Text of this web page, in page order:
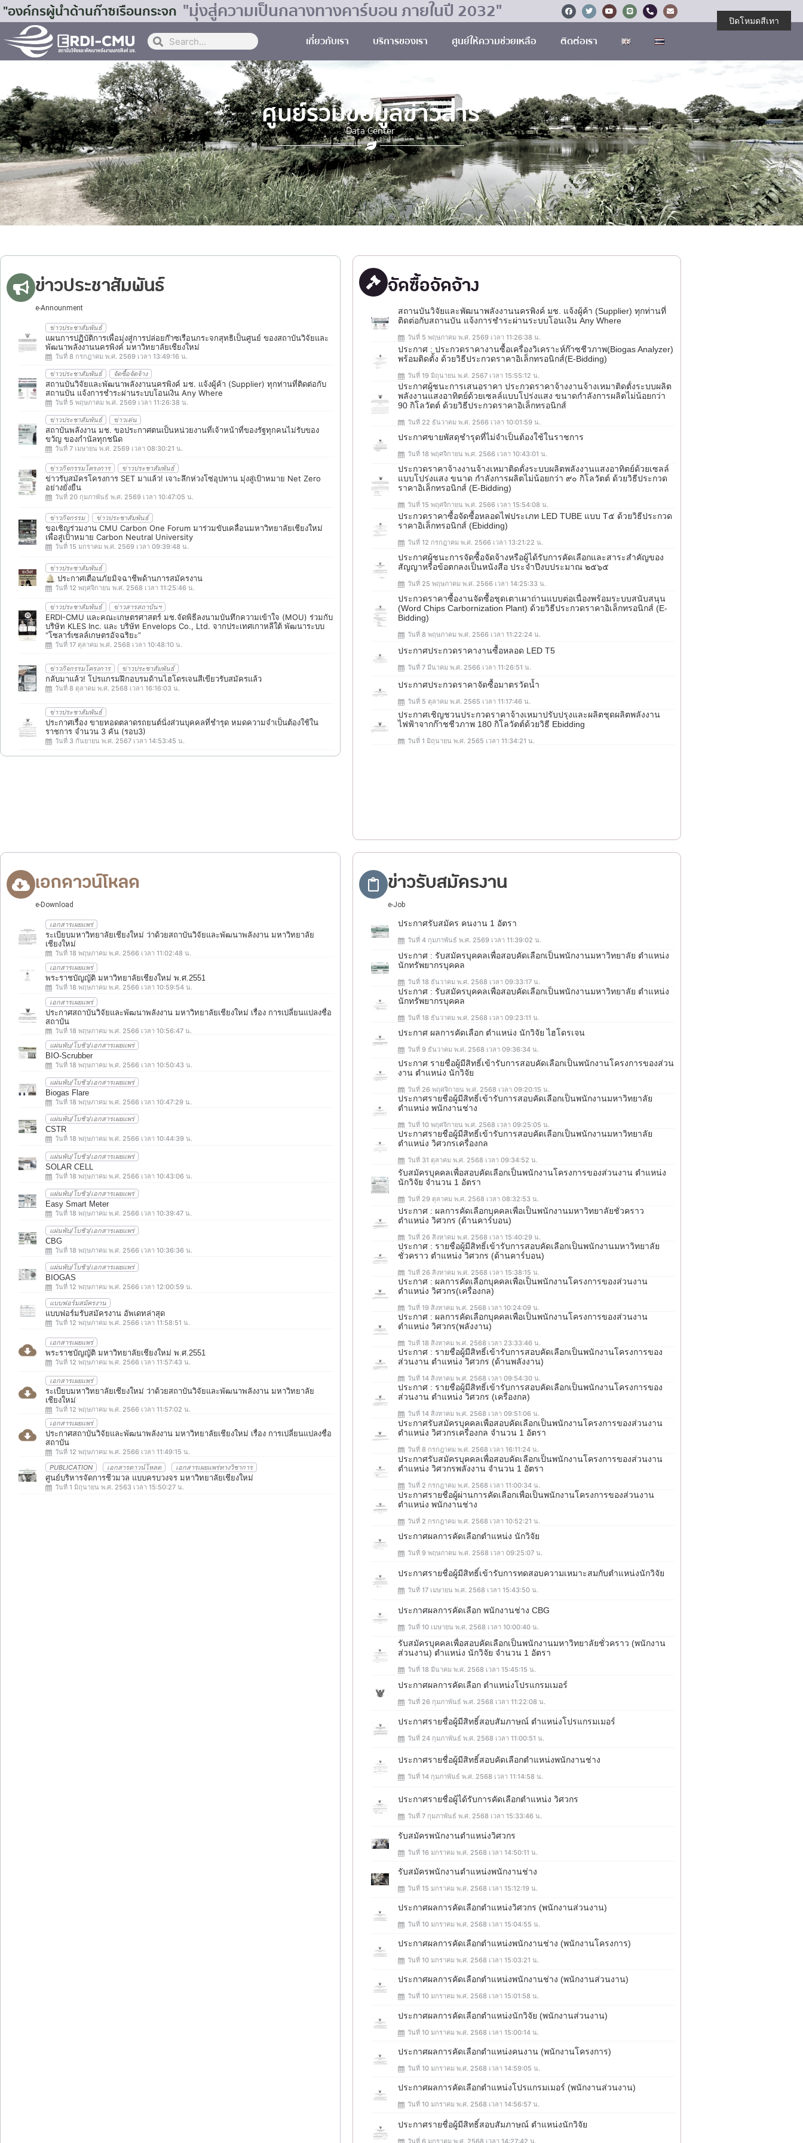
"องค์กรผู้นำด้านก๊าซเรือนกระจก "มุ่งสู่ความเป็นกลางทางคาร์บอน ภายในปี 2032"
เกี่ยวกับเรา บริการของเรา ศูนย์ให้ความช่วยเหลือ ติดต่อเรา
ศูนย์รวมข้อมูลข่าวสาร
Data Center
ข่าวประชาสัมพันธ์
e-Announment
ข่าวประชาสัมพันธ์
แผนการปฏิบัติการเพื่อมุ่งสู่การปล่อยก๊าซเรือนกระจกสุทธิเป็นศูนย์ ของสถาบันวิจัยและ
พัฒนาพลังงานนครพิงค์ มหาวิทยาลัยเชียงใหม่
วันที่ 8 กรกฎาคม พ.ศ. 2569 เวลา 13:49:16 น.
ข่าวประชาสัมพันธ์ จัดซื้อจัดจ้าง
สถานบันวิจัยและพัฒนาพลังงานนครพิงค์ มช. แจ้งผู้ค้า (Supplier) ทุกท่านที่ติดต่อกับ
สถานบัน แจ้งการชำระผ่านระบบโอนเงิน Any Where
วันที่ 5 พฤษภาคม พ.ศ. 2569 เวลา 11:26:38 น.
ข่าวประชาสัมพันธ์ ข่าวเด่น
สถาบันพลังงาน มช. ขอประกาศตนเป็นหน่วยงานที่เจ้าหน้าที่ของรัฐทุกคนไม่รับของ
ขวัญ ของกำนัลทุกชนิด
วันที่ 7 เมษายน พ.ศ. 2569 เวลา 08:30:21 น.
ข่าวกิจกรรมโครงการ ข่าวประชาสัมพันธ์
ข่าวรับสมัครโครงการ SET มาแล้ว! เจาะลึกห่วงโซ่อุปทาน มุ่งสู่เป้าหมาย Net Zero
อย่างยั่งยืน
วันที่ 20 กุมภาพันธ์ พ.ศ. 2569 เวลา 10:47:05 น.
ข่าวกิจกรรม ข่าวประชาสัมพันธ์
ขอเชิญร่วมงาน CMU Carbon One Forum มาร่วมขับเคลื่อนมหาวิทยาลัยเชียงใหม่
เพื่อสู่เป้าหมาย Carbon Neutral University
วันที่ 15 มกราคม พ.ศ. 2569 เวลา 09:39:48 น.
ข่าวประชาสัมพันธ์
🔔 ประกาศเตือนภัยมิจฉาชีพด้านการสมัครงาน
วันที่ 12 พฤศจิกายน พ.ศ. 2568 เวลา 11:25:46 น.
ข่าวประชาสัมพันธ์ ข่าวสารสถาบันฯ
ERDI-CMU และคณะเกษตรศาสตร์ มช.จัดพิธีลงนามบันทึกความเข้าใจ (MOU) ร่วมกับ
บริษัท KLES Inc. และ บริษัท Envelops Co., Ltd. จากประเทศเกาหลีใต้ พัฒนาระบบ
“โซลาร์เซลล์เกษตรอัจฉริยะ”
วันที่ 17 ตุลาคม พ.ศ. 2568 เวลา 10:48:10 น.
ข่าวกิจกรรมโครงการ ข่าวประชาสัมพันธ์
กลับมาแล้ว! โปรแกรมฝึกอบรมด้านไฮโดรเจนสีเขียวรับสมัครแล้ว
วันที่ 8 ตุลาคม พ.ศ. 2568 เวลา 16:16:03 น.
ข่าวประชาสัมพันธ์
ประกาศเรื่อง ขายทอดตลาดรถยนต์นั่งส่วนบุคคลที่ชำรุด หมดความจำเป็นต้องใช้ใน
ราชการ จำนวน 3 คัน (รอบ3)
วันที่ 3 กันยายน พ.ศ. 2567 เวลา 14:53:45 น.
จัดซื้อจัดจ้าง
สถานบันวิจัยและพัฒนาพลังงานนครพิงค์ มช. แจ้งผู้ค้า (Supplier) ทุกท่านที่
ติดต่อกับสถานบัน แจ้งการชำระผ่านระบบโอนเงิน Any Where
วันที่ 5 พฤษภาคม พ.ศ. 2569 เวลา 11:26:38 น.
ประกาศ : ประกวดราคางานซื้อเครื่องวิเคราะห์ก๊าซชีวภาพ(ฺBiogas Analyzer)
พร้อมติดตั้ง ด้วยวิธีประกวดราคาอิเล็กทรอนิกส์(e-Bidding)
วันที่ 19 มิถุนายน พ.ศ. 2567 เวลา 15:55:12 น.
ประกาศผู้ชนะการเสนอราคา ประกวดราคาจ้างงานจ้างเหมาติดตั้งระบบผลิต
พลังงานแสงอาทิตย์ด้วยเซลล์แบบโปร่งแสง ขนาดกำลังการผลิตไม่น้อยกว่า
90 กิโลวัตต์ ด้วยวิธีประกวดราคาอิเล็กทรอนิกส์
วันที่ 22 ธันวาคม พ.ศ. 2566 เวลา 10:01:59 น.
ประกาศขายพัสดุชำรุดที่ไม่จำเป็นต้องใช้ในราชการ
วันที่ 18 พฤศจิกายน พ.ศ. 2566 เวลา 10:43:01 น.
ประกวดราคาจ้างงานจ้างเหมาติดตั้งระบบผลิตพลังงานแสงอาทิตย์ด้วยเซลล์
แบบโปร่งแสง ขนาด กำลังการผลิตไม่น้อยกว่า ๙๐ กิโลวัตต์ ด้วยวิธีประกวด
ราคาอิเล็กทรอนิกส์ (e-Bidding)
วันที่ 15 พฤศจิกายน พ.ศ. 2566 เวลา 15:54:08 น.
ประกวดราคาซื้อจัดซื้อหลอดไฟประเภท LED TUBE แบบ T๕ ด้วยวิธีประกวด
ราคาอิเล็กทรอนิกส์ (ebidding)
วันที่ 12 กรกฎาคม พ.ศ. 2566 เวลา 13:21:22 น.
ประกาศผู้ชนะการจัดซื้อจัดจ้างหรือผู้ได้รับการคัดเลือกและสาระสำคัญของ
สัญญาหรือข้อตกลงเป็นหนังสือ ประจำปีงบประมาณ ๒๕๖๕
วันที่ 25 พฤษภาคม พ.ศ. 2566 เวลา 14:25:33 น.
ประกวดราคาซื้องานจัดซื้อชุดเตาเผาถ่านแบบต่อเนื่องพร้อมระบบสนับสนุน
(Word Chips Carbornization Plant) ด้วยวิธีประกวดราคาอิเล็กทรอนิกส์ (e-
Bidding)
วันที่ 8 พฤษภาคม พ.ศ. 2566 เวลา 11:22:24 น.
ประกาศประกวดราคางานซื้อหลอด LED T5
วันที่ 7 มีนาคม พ.ศ. 2566 เวลา 11:26:51 น.
ประกาศประกวดราคาจัดซื้อมาตรวัดน้ำ
วันที่ 5 ตุลาคม พ.ศ. 2565 เวลา 11:17:46 น.
ประกาศเชิญชวนประกวดราคาจ้างเหมาปรับปรุงและผลิตชุดผลิตพลังงาน
ไฟฟ้าจากก๊าชชีวภาพ 180 กิโลวัตต์ด้วยวิธี Ebidding
วันที่ 1 มิถุนายน พ.ศ. 2565 เวลา 11:34:21 น.
เอกดาวน์โหลด
e-Download
เอกสารเผยแพร่
ระเบียบมหาวิทยาลัยเชียงใหม่ ว่าด้วยสถาบันวิจัยและพัฒนาพลังงาน มหาวิทยาลัย
เชียงใหม่
วันที่ 18 พฤษภาคม พ.ศ. 2566 เวลา 11:02:48 น.
เอกสารเผยแพร่
พระราชบัญญัติ มหาวิทยาลัยเชียงใหม่ พ.ศ.2551
วันที่ 18 พฤษภาคม พ.ศ. 2566 เวลา 10:59:54 น.
เอกสารเผยแพร่
ประกาศสถาบันวิจัยและพัฒนาพลังงาน มหาวิทยาลัยเชียงใหม่ เรื่อง การเปลี่ยนแปลงชื่อ
สถาบัน
วันที่ 18 พฤษภาคม พ.ศ. 2566 เวลา 10:56:47 น.
แผ่นพับ/โบชัว/เอกสารเผยแพร่
BIO-Scrubber
วันที่ 18 พฤษภาคม พ.ศ. 2566 เวลา 10:50:43 น.
แผ่นพับ/โบชัว/เอกสารเผยแพร่
Biogas Flare
วันที่ 18 พฤษภาคม พ.ศ. 2566 เวลา 10:47:29 น.
แผ่นพับ/โบชัว/เอกสารเผยแพร่
CSTR
วันที่ 18 พฤษภาคม พ.ศ. 2566 เวลา 10:44:39 น.
แผ่นพับ/โบชัว/เอกสารเผยแพร่
SOLAR CELL
วันที่ 18 พฤษภาคม พ.ศ. 2566 เวลา 10:43:06 น.
แผ่นพับ/โบชัว/เอกสารเผยแพร่
Easy Smart Meter
วันที่ 18 พฤษภาคม พ.ศ. 2566 เวลา 10:39:47 น.
แผ่นพับ/โบชัว/เอกสารเผยแพร่
CBG
วันที่ 18 พฤษภาคม พ.ศ. 2566 เวลา 10:36:36 น.
แผ่นพับ/โบชัว/เอกสารเผยแพร่
BIOGAS
วันที่ 12 พฤษภาคม พ.ศ. 2566 เวลา 12:00:59 น.
แบบฟอร์มสมัครงาน
แบบฟอร์มรับสมัครงาน อัพเดทล่าสุด
วันที่ 12 พฤษภาคม พ.ศ. 2566 เวลา 11:58:51 น.
เอกสารเผยแพร่
พระราชบัญญัติ มหาวิทยาลัยเชียงใหม่ พ.ศ.2551
วันที่ 12 พฤษภาคม พ.ศ. 2566 เวลา 11:57:43 น.
เอกสารเผยแพร่
ระเบียบมหาวิทยาลัยเชียงใหม่ ว่าด้วยสถาบันวิจัยและพัฒนาพลังงาน มหาวิทยาลัย
เชียงใหม่
วันที่ 12 พฤษภาคม พ.ศ. 2566 เวลา 11:57:02 น.
เอกสารเผยแพร่
ประกาศสถาบันวิจัยและพัฒนาพลังงาน มหาวิทยาลัยเชียงใหม่ เรื่อง การเปลี่ยนแปลงชื่อ
สถาบัน
วันที่ 12 พฤษภาคม พ.ศ. 2566 เวลา 11:49:15 น.
PUBLICATION
เอกสารดาวน์โหลด เอกสารเผยแพร่ทางวิชาการ
ศูนย์บริหารจัดการชีวมวล แบบครบวงจร มหาวิทยาลัยเชียงใหม่
วันที่ 1 มิถุนายน พ.ศ. 2563 เวลา 15:50:27 น.
ข่าวรับสมัครงาน
e-Job
ประกาศรับสมัคร คนงาน 1 อัตรา
วันที่ 4 กุมภาพันธ์ พ.ศ. 2569 เวลา 11:39:02 น.
ประกาศ : รับสมัครบุคคลเพื่อสอบคัดเลือกเป็นพนักงานมหาวิทยาลัย ตำแหน่ง
นักทรัพยากรบุคคล
วันที่ 18 ธันวาคม พ.ศ. 2568 เวลา 09:33:17 น.
ประกาศ : รับสมัครบุคคลเพื่อสอบคัดเลือกเป็นพนักงานมหาวิทยาลัย ตำแหน่ง
นักทรัพยากรบุคคล
วันที่ 18 ธันวาคม พ.ศ. 2568 เวลา 09:23:11 น.
ประกาศ ผลการคัดเลือก ตำแหน่ง นักวิจัย ไฮโดรเจน
วันที่ 9 ธันวาคม พ.ศ. 2568 เวลา 09:36:34 น.
ประกาศ รายชื่อผู้มีสิทธิ์เข้ารับการสอบคัดเลือกเป็นพนักงานโครงการของส่วน
งาน ตำแหน่ง นักวิจัย
วันที่ 26 พฤศจิกายน พ.ศ. 2568 เวลา 09:20:15 น.
ประกาศรายชื่อผู้มีสิทธิ์เข้ารับการสอบคัดเลือกเป็นพนักงานมหาวิทยาลัย
ตำแหน่ง พนักงานช่าง
วันที่ 10 พฤศจิกายน พ.ศ. 2568 เวลา 09:25:05 น.
ประกาศรายชื่อผู้มีสิทธิ์เข้ารับการสอบคัดเลือกเป็นพนักงานมหาวิทยาลัย
ตำแหน่ง วิศวกรเครื่องกล
วันที่ 31 ตุลาคม พ.ศ. 2568 เวลา 09:34:52 น.
รับสมัครบุคคลเพื่อสอบคัดเลือกเป็นพนักงานโครงการของส่วนงาน ตำแหน่ง
นักวิจัย จำนวน 1 อัตรา
วันที่ 29 ตุลาคม พ.ศ. 2568 เวลา 08:32:53 น.
ประกาศ : ผลการคัดเลือกบุคคลเพื่อเป็นพนักงานมหาวิทยาลัยชั่วคราว
ตำแหน่ง วิศวกร (ด้านคาร์บอน)
วันที่ 26 สิงหาคม พ.ศ. 2568 เวลา 15:40:29 น.
ประกาศ : รายชื่อผู้มีสิทธิ์เข้ารับการสอบคัดเลือกเป็นพนักงานมหาวิทยาลัย
ชั่วคราว ตำแหน่ง วิศวกร (ด้านคาร์บอน)
วันที่ 26 สิงหาคม พ.ศ. 2568 เวลา 15:38:15 น.
ประกาศ : ผลการคัดเลือกบุคคลเพื่อเป็นพนักงานโครงการของส่วนงาน
ตำแหน่ง วิศวกร(เครื่องกล)
วันที่ 19 สิงหาคม พ.ศ. 2568 เวลา 10:24:09 น.
ประกาศ : ผลการคัดเลือกบุคคลเพื่อเป็นพนักงานโครงการของส่วนงาน
ตำแหน่ง วิศวกร(พลังงาน)
วันที่ 18 สิงหาคม พ.ศ. 2568 เวลา 23:33:46 น.
ประกาศ : รายชื่อผู้มีสิทธิ์เข้ารับการสอบคัดเลือกเป็นพนักงานโครงการของ
ส่วนงาน ตำแหน่ง วิศวกร (ด้านพลังงาน)
วันที่ 14 สิงหาคม พ.ศ. 2568 เวลา 09:54:30 น.
ประกาศ : รายชื่อผู้มีสิทธิ์เข้ารับการสอบคัดเลือกเป็นพนักงานโครงการของ
ส่วนงาน ตำแหน่ง วิศวกร (เครื่องกล)
วันที่ 14 สิงหาคม พ.ศ. 2568 เวลา 09:51:06 น.
ประกาศรับสมัครบุคคลเพื่อสอบคัดเลือกเป็นพนักงานโครงการของส่วนงาน
ตำแหน่ง วิศวกรเครื่องกล จำนวน 1 อัตรา
วันที่ 8 กรกฎาคม พ.ศ. 2568 เวลา 16:11:24 น.
ประกาศรับสมัครบุคคลเพื่อสอบคัดเลือกเป็นพนักงานโครงการของส่วนงาน
ตำแหน่ง วิศวกรพลังงาน จำนวน 1 อัตรา
วันที่ 2 กรกฎาคม พ.ศ. 2568 เวลา 11:00:34 น.
ประกาศรายชื่อผู้ผ่านการคัดเลือกเพื่อเป็นพนักงานโครงการของส่วนงาน
ตำแหน่ง พนักงานช่าง
วันที่ 2 กรกฎาคม พ.ศ. 2568 เวลา 10:52:21 น.
ประกาศผลการคัดเลือกตำแหน่ง นักวิจัย
วันที่ 9 พฤษภาคม พ.ศ. 2568 เวลา 09:25:07 น.
ประกาศรายชื่อผู้มีสิทธิ์เข้ารับการทดสอบความเหมาะสมกับตำแหน่งนักวิจัย
วันที่ 17 เมษายน พ.ศ. 2568 เวลา 15:43:50 น.
ประกาศผลการคัดเลือก พนักงานช่าง CBG
วันที่ 10 เมษายน พ.ศ. 2568 เวลา 10:00:40 น.
รับสมัครบุคคลเพื่อสอบคัดเลือกเป็นพนักงานมหาวิทยาลัยชั่วคราว (พนักงาน
ส่วนงาน) ตำแหน่ง นักวิจัย จำนวน 1 อัตรา
วันที่ 18 มีนาคม พ.ศ. 2568 เวลา 15:45:15 น.
ประกาศผลการคัดเลือก ตำแหน่งโปรแกรมเมอร์
วันที่ 26 กุมภาพันธ์ พ.ศ. 2568 เวลา 11:22:08 น.
ประกาศรายชื่อผู้มีสิทธิ์สอบสัมภาษณ์ ตำแหน่งโปรแกรมเมอร์
วันที่ 24 กุมภาพันธ์ พ.ศ. 2568 เวลา 11:00:51 น.
ประกาศรายชื่อผู้มีสิทธิ์สอบคัดเลือกตำแหน่งพนักงานช่าง
วันที่ 14 กุมภาพันธ์ พ.ศ. 2568 เวลา 11:14:58 น.
ประกาศรายชื่อผู้ได้รับการคัดเลือกตำแหน่ง วิศวกร
วันที่ 7 กุมภาพันธ์ พ.ศ. 2568 เวลา 15:33:46 น.
รับสมัครพนักงานตำแหน่งวิศวกร
วันที่ 16 มกราคม พ.ศ. 2568 เวลา 14:50:11 น.
รับสมัครพนักงานตำแหน่งพนักงานช่าง
วันที่ 15 มกราคม พ.ศ. 2568 เวลา 15:12:19 น.
ประกาศผลการคัดเลือกตำแหน่งวิศวกร (พนักงานส่วนงาน)
วันที่ 10 มกราคม พ.ศ. 2568 เวลา 15:04:55 น.
ประกาศผลการคัดเลือกตำแหน่งพนักงานช่าง (พนักงานโครงการ)
วันที่ 10 มกราคม พ.ศ. 2568 เวลา 15:03:21 น.
ประกาศผลการคัดเลือกตำแหน่งพนักงานช่าง (พนักงานส่วนงาน)
วันที่ 10 มกราคม พ.ศ. 2568 เวลา 15:01:58 น.
ประกาศผลการคัดเลือกตำแหน่งนักวิจัย (พนักงานส่วนงาน)
วันที่ 10 มกราคม พ.ศ. 2568 เวลา 15:00:14 น.
ประกาศผลการคัดเลือกตำแหน่งคนงาน (พนักงานโครงการ)
วันที่ 10 มกราคม พ.ศ. 2568 เวลา 14:59:05 น.
ประกาศผลการคัดเลือกตำแหน่งโปรแกรมเมอร์ (พนักงานส่วนงาน)
วันที่ 10 มกราคม พ.ศ. 2568 เวลา 14:56:57 น.
ประกาศรายชื่อผู้มีสิทธิ์สอบสัมภาษณ์ ตำแหน่งนักวิจัย
ปิดโหมดสีเทา